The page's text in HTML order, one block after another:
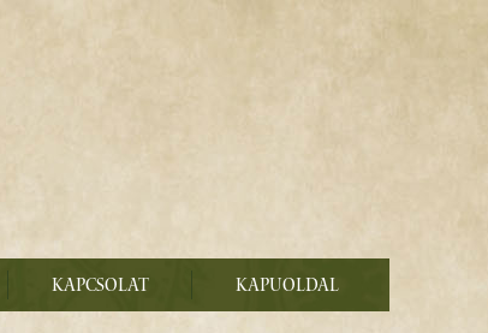
Kapcsolat Kapuoldal